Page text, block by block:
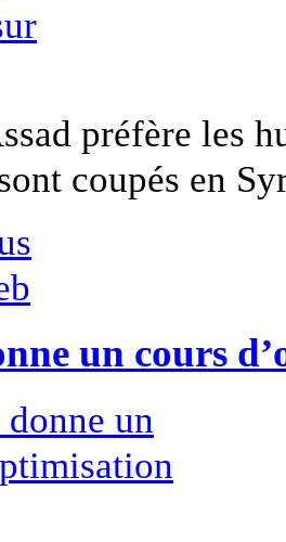
préfère les
coupés en
un cours